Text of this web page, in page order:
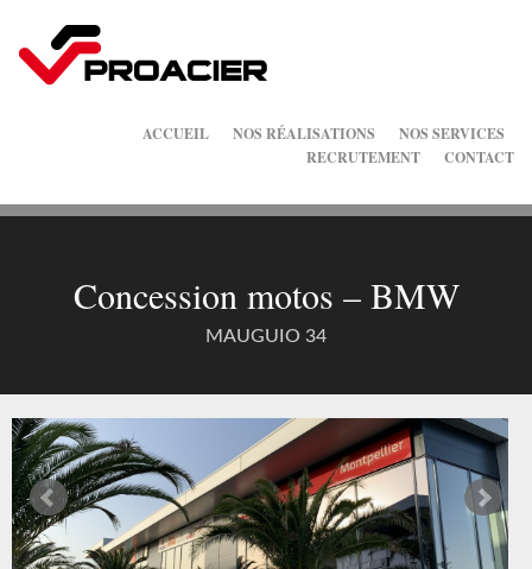
ACCUEIL NOS RÉALISATIONS
NOS SERVICES
RECRUTEMENT
CONTACT
Concession motos – BMW
MAUGUIO 34